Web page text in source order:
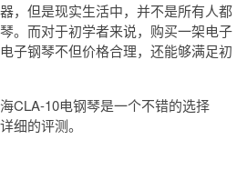
，但是现实生活中，并不是所有人都
。而对于初学者来说，购买一架电子
子钢琴不但价格合理，还能够满足初
CLA-10电钢琴是一个不错的选择
细的评测。